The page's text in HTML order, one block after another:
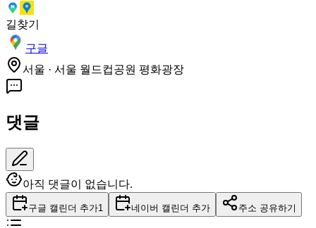
길찾기
구글
서울 · 서울 월드컵공원 평화광장
댓글
아직 댓글이 없습니다.
구글 캘린더 추가1 네이버 캘린더 추가 주소 공유하기